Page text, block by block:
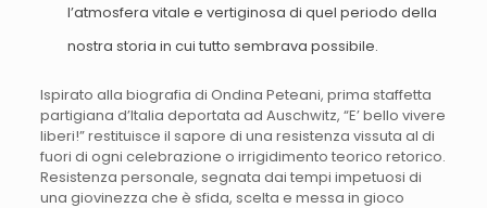
l’atmosfera vitale e vertiginosa di quel periodo della
nostra storia in cui tutto sembrava possibile.
Ispirato alla biografia di Ondina Peteani, prima staffetta
partigiana d’Italia deportata ad Auschwitz, “E’ bello vivere
liberi!” restituisce il sapore di una resistenza vissuta al di
fuori di ogni celebrazione o irrigidimento teorico retorico.
Resistenza personale, segnata dai tempi impetuosi di
una giovinezza che è sfida, scelta e messa in gioco